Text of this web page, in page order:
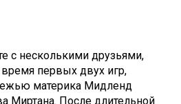
с несколькими друзьями,
первых двух игр,
материка Мидленд
Миртана. После длительной